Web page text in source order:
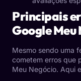
Principais
Google Meu
Mesmo sendo uma
cometem erros que
Meu Negócio. Aqui